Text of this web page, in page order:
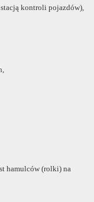
kontroli pojazdów),
hamulców (rolki) na